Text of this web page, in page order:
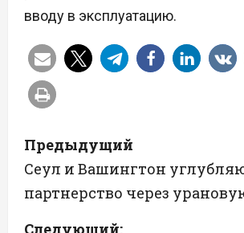
вводу в эксплуатацию.
Н
а
в
Предыдущий
Сеул и Вашингтон
партнерство через